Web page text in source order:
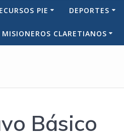
PIE DEPORTES
MISIONEROS CLARETIANOS
Básico